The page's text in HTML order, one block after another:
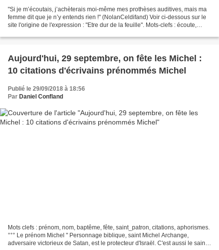
"Si je m’écoutais, j’achèterais moi-même mes prothèses auditives, mais ma
femme dit que je n’y entends rien !" (NolanCeldifand) Voir ci-dessous sur le
site l'origine de l'expression : "Etre dur de la feuille". Mots-clefs : écoute,
Aujourd'hui, 29 septembre, on fête les Michel :
10 citations d'écrivains prénommés Michel
Publié le 29/09/2018 à 18:56
Par Daniel Confland
Mots clefs : prénom, nom, baptême, fête, saint_patron, citations, aphorismes.
°°° Le prénom Michel " Personnage biblique, saint Michel Archange,
adversaire victorieux de Satan, est le protecteur d'Israël. C'est aussi le saint